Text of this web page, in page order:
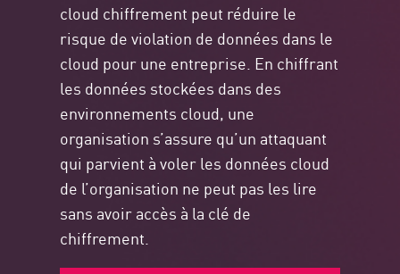
cloud chiffrement peut réduire le
risque de violation de données dans le
cloud pour une entreprise. En chiffrant
les données stockées dans des
environnements cloud, une
organisation s’assure qu’un attaquant
qui parvient à voler les données cloud
de l’organisation ne peut pas les lire
sans avoir accès à la clé de
chiffrement.